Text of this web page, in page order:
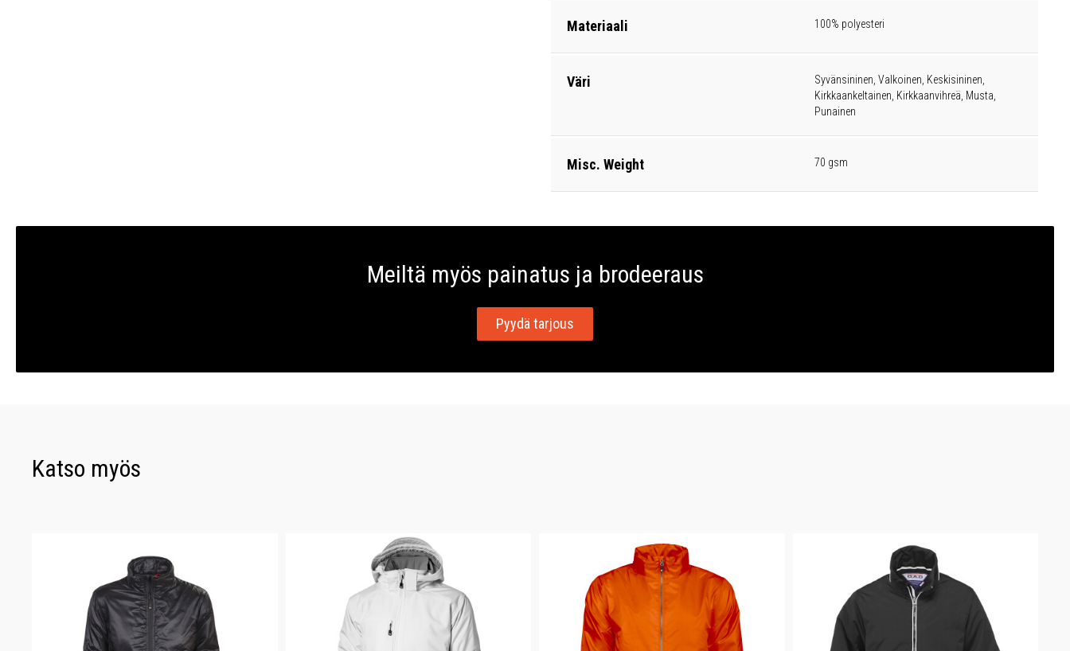
Materiaali 100% polyesteri
Väri
Syvänsininen, Valkoinen, Keskisininen,
Kirkkaankeltainen, Kirkkaanvihreä, Musta,
Punainen
Misc. Weight 70 gsm
Meiltä myös painatus ja brodeeraus
Pyydä tarjous
Katso myös